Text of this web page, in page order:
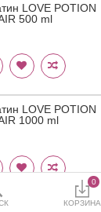
✓ Поддержка
0
КОРЗИНА
LOVE POTION
500 ml
LOVE POTION
1000 ml